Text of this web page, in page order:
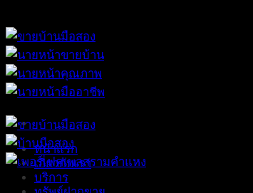
หน้าแรก
เกี่ยวกับเรา
บริการ